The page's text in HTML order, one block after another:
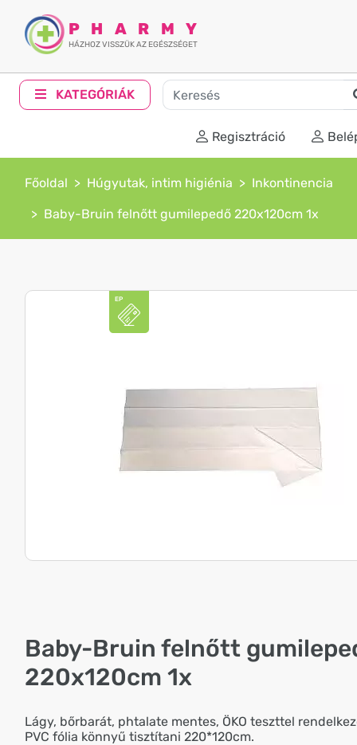
PHARMY
HÁZHOZ VISSZÜK AZ EGÉSZSÉGET
KATEGÓRIÁK
Regisztráció
Főoldal Húgyutak, intim higiénia Inkontinencia
Baby-Bruin felnőtt gumilepedő 220x120cm 1x
Baby-Bruin felnőtt
220x120cm 1x
Lágy, bőrbarát, phtalate mentes, ÖKO teszttel
PVC fólia könnyű tisztítani 220*120cm.